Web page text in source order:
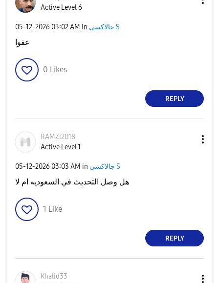
Active Level 6
‎05-12-2026 03:02 AM in جالاكسى S
عفوا
0 Likes
REPLY
RAMZI2018
Active Level 1
‎05-12-2026 03:03 AM in جالاكسى S
هل وصل التحديث في السعوديه ام لا
1 Like
REPLY
Khalid33